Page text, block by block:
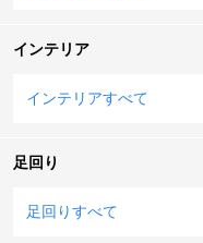
インテリア
インテリアすべて
足回り
足回りすべて